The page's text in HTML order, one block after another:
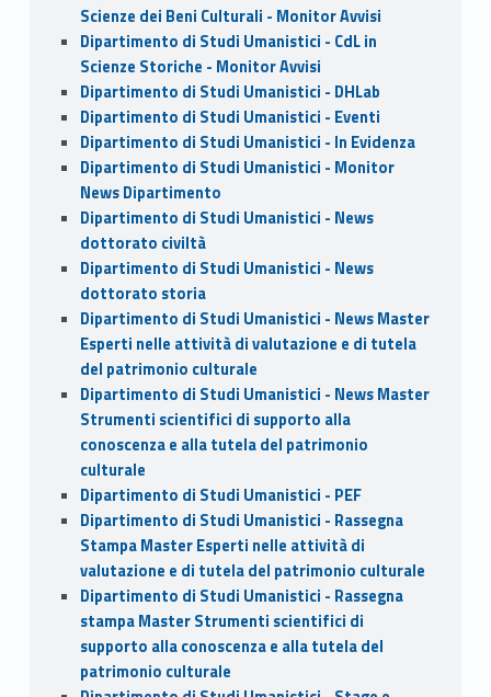
Scienze dei Beni Culturali - Monitor Avvisi
Dipartimento di Studi Umanistici - CdL in
Scienze Storiche - Monitor Avvisi
Dipartimento di Studi Umanistici - DHLab
Dipartimento di Studi Umanistici - Eventi
Dipartimento di Studi Umanistici - In Evidenza
Dipartimento di Studi Umanistici - Monitor
News Dipartimento
Dipartimento di Studi Umanistici - News
dottorato civiltà
Dipartimento di Studi Umanistici - News
dottorato storia
Dipartimento di Studi Umanistici - News Master
Esperti nelle attività di valutazione e di tutela
del patrimonio culturale
Dipartimento di Studi Umanistici - News Master
Strumenti scientifici di supporto alla
conoscenza e alla tutela del patrimonio
culturale
Dipartimento di Studi Umanistici - PEF
Dipartimento di Studi Umanistici - Rassegna
Stampa Master Esperti nelle attività di
valutazione e di tutela del patrimonio culturale
Dipartimento di Studi Umanistici - Rassegna
stampa Master Strumenti scientifici di
supporto alla conoscenza e alla tutela del
patrimonio culturale